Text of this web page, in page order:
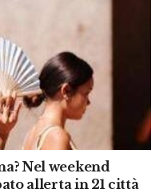
Nel weekend
allerta in 21 città